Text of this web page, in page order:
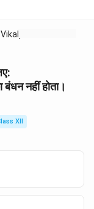
Chunkar ...
नहीं होता।
XII